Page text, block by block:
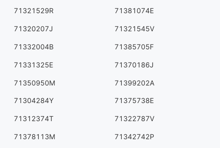
71321529R 71381074E
71320207J 71321545V
71332004B 71385705F
71331325E 71370186J
71350950M 71399202A
71304284Y 71375738E
71312374T 71322787V
71378113M 71342742P